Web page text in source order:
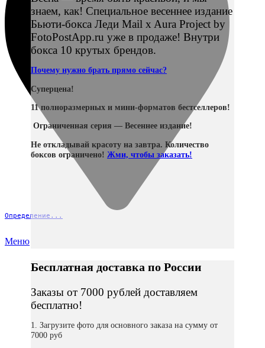
Определение...
Меню
знаем, как! Специальное весеннее издание
Бьюти-бокса Леди Mail x Aura Project by
FotoPostApp.ru уже в продаже! Внутри
бокса 10 крутых брендов.
Почему нужно брать прямо сейчас?
Суперцена!
11 полноразмерных и мини-форматов бестселлеров!
Ограниченная серия — Весеннее издание!
Не откладывай красоту на завтра. Количество
боксов ограничено! Жми, чтобы заказать!
Бесплатная доставка по России
Заказы от 7000 рублей доставляем
бесплатно!
1. Загрузите фото для основного заказа на сумму от
7000 руб